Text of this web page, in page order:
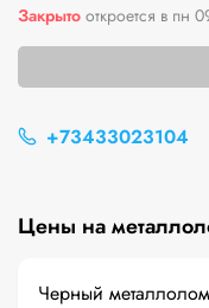
Закрыто откроется в пн
+73433023104
Цены на
Черный металлолом